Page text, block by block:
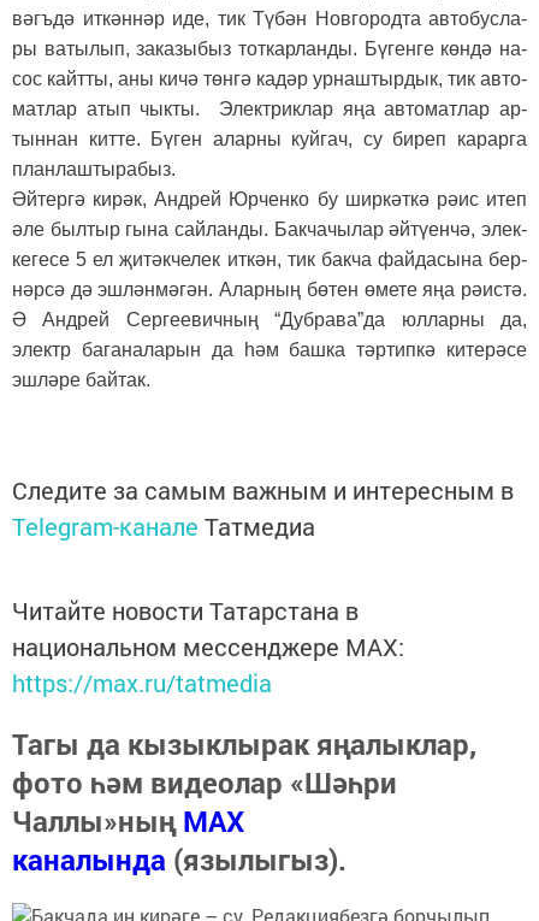
вәгъ­дә ит­кән­нәр иде, тик Тү­бән Нов­го­род­та ав­то­бус­ла­
ры ва­ты­лып, за­ка­зы­быз тот­кар­лан­ды. Бү­ген­ге көн­дә на­
сос кайт­ты, аны ки­чә төн­гә ка­дәр ур­наш­тыр­дык, тик ав­то­
мат­лар атып чык­ты. Элек­трик­лар яңа ав­то­мат­лар ар­
тын­нан кит­те. Бү­ген алар­ны куй­гач, су би­реп ка­рар­га
план­лаш­ты­ра­быз.
Әй­тер­гә ки­рәк, Ан­дрей Юр­чен­ко бу шир­кәт­кә рә­ис итеп
әле был­тыр гы­на сай­лан­ды. Бак­ча­чы­лар әй­тү­ен­чә, элек­
ке­ге­се 5 ел җи­тәк­че­лек ит­кән, тик бак­ча фай­да­сы­на бер­
нәр­сә дә эш­лән­мә­гән. Алар­ның бө­тен өме­те яңа рә­ис­тә.
Ә Ан­дрей Сер­ге­е­вич­ның “Дуб­ра­ва”­да юл­лар­ны да,
электр ба­га­на­ла­рын да һәм баш­ка тәр­тип­кә ки­те­рә­се
эш­лә­ре бай­так.
Следите за самым важным и интересным в
Telegram-канале Татмедиа
Читайте новости Татарстана в
национальном мессенджере MАХ:
https://max.ru/tatmedia
Тагы да кызыклырак яңалыклар,
фото һәм видеолар «Шәһри
Чаллы»ныңMAX
каналында (язылыгыз).